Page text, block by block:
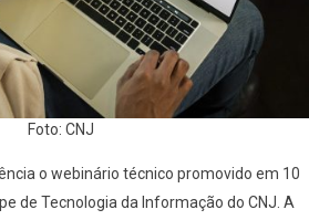
Foto: CNJ
o webinário técnico promovido em 10
de Tecnologia da Informação do CNJ. A